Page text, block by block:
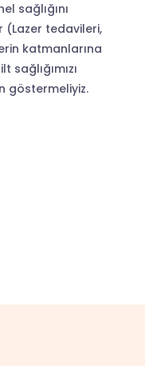
sağlığını
(Lazer tedavileri,
katmanlarına
sağlığımızı
göstermeliyiz.